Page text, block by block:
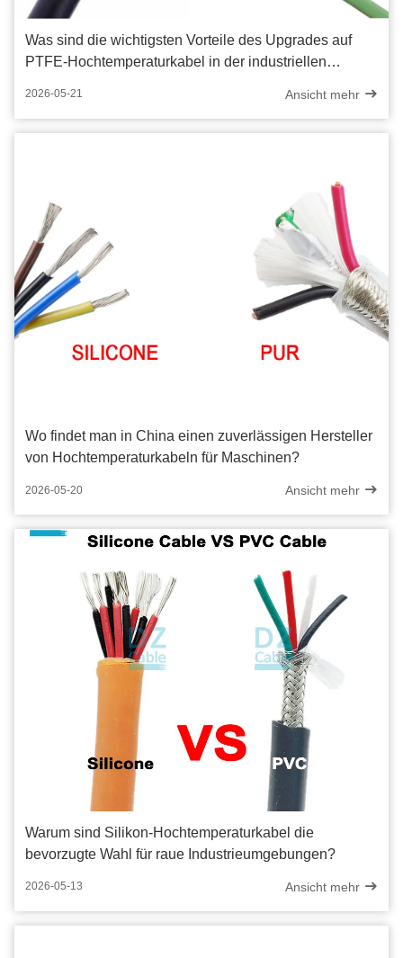
Was sind die wichtigsten Vorteile des Upgrades auf
PTFE-Hochtemperaturkabel in der industriellen
2026-05-21 Ansicht mehr
Wo findet man in China einen zuverlässigen Hersteller
von Hochtemperaturkabeln für Maschinen?
2026-05-20 Ansicht mehr
Warum sind Silikon-Hochtemperaturkabel die
bevorzugte Wahl für raue Industrieumgebungen?
2026-05-13 Ansicht mehr